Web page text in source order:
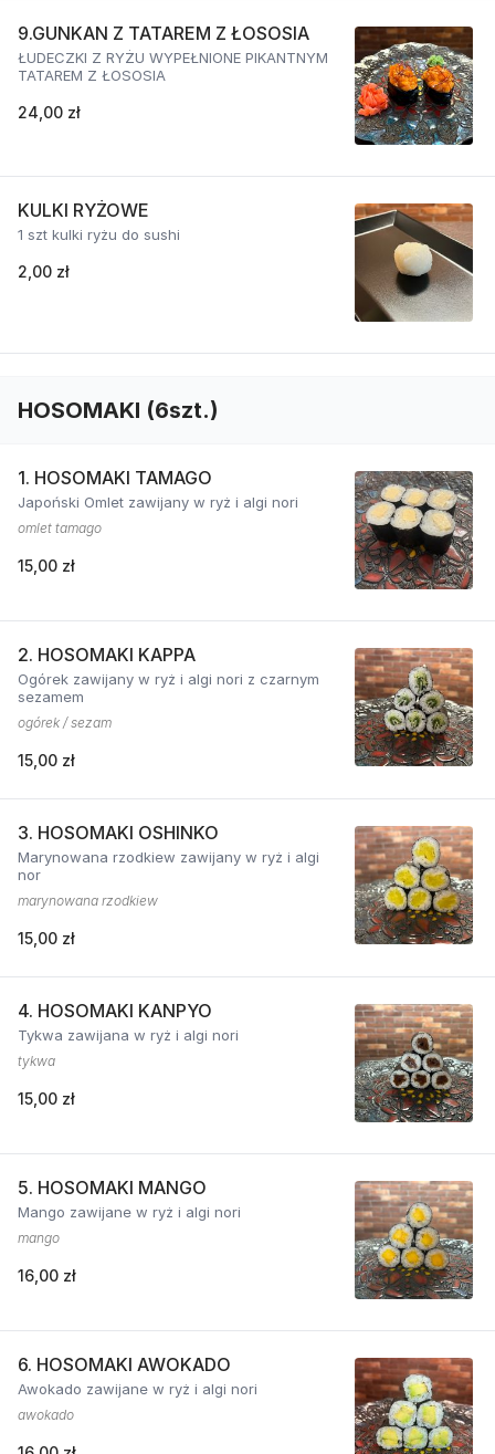
9.GUNKAN Z TATAREM Z ŁOSOSIA
ŁUDECZKI Z RYŻU WYPEŁNIONE PIKANTNYM
TATAREM Z ŁOSOSIA
24,00 zł
KULKI RYŻOWE
1 szt kulki ryżu do sushi
2,00 zł
HOSOMAKI (6szt.)
1. HOSOMAKI TAMAGO
Japoński Omlet zawijany w ryż i algi nori
omlet tamago
15,00 zł
2. HOSOMAKI KAPPA
Ogórek zawijany w ryż i algi nori z czarnym
sezamem
ogórek / sezam
15,00 zł
3. HOSOMAKI OSHINKO
Marynowana rzodkiew zawijany w ryż i algi
nor
marynowana rzodkiew
15,00 zł
4. HOSOMAKI KANPYO
Tykwa zawijana w ryż i algi nori
tykwa
15,00 zł
5. HOSOMAKI MANGO
Mango zawijane w ryż i algi nori
mango
16,00 zł
6. HOSOMAKI AWOKADO
Awokado zawijane w ryż i algi nori
awokado